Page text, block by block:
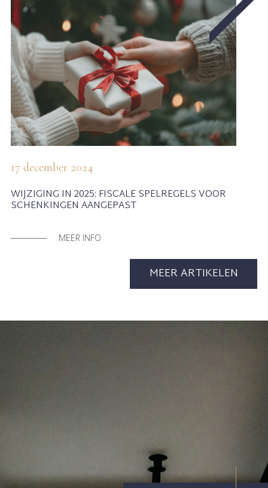
17 december 2024
WIJZIGING IN 2025: FISCALE SPELREGELS VOOR
SCHENKINGEN AANGEPAST
MEER INFO
MEER ARTIKELEN